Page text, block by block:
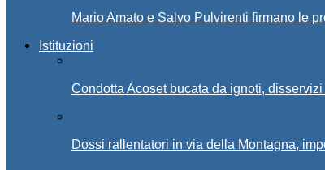
Mario Amato e Salvo Pulvirenti firmano le
Istituzioni
Condotta Acoset bucata da ignoti,
Dossi rallentatori in via della Montagna,